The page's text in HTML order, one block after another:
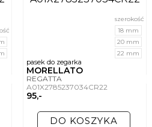
pasek do zegarka
MORELLATO
REGATTA
A01X2785237034CR22
95,-
szerokość
18 mm
20 mm
22 mm
DO KOSZYKA